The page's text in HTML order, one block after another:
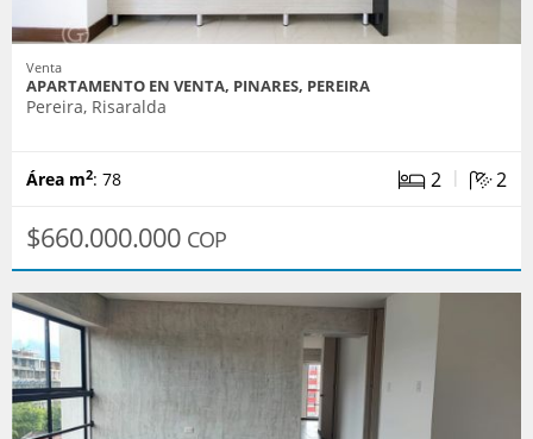
Venta
APARTAMENTO EN VENTA, PINARES, PEREIRA
Pereira, Risaralda
Área m2: 78 2 | 2
$660.000.000 COP